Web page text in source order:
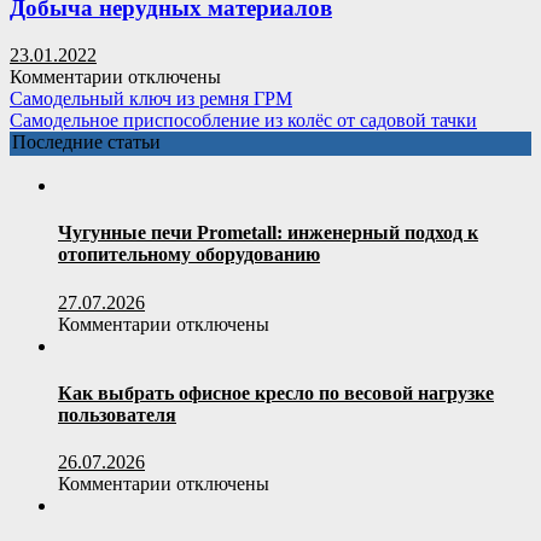
Добыча нерудных материалов
23.01.2022
Комментарии к
записи
Добыча
нерудных
материалов
отключены
Самодельный ключ из ремня ГРМ
Самодельное приспособление из колёс от садовой тачки
Последние статьи
Чугунные печи Prometall: инженерный подход к
отопительному оборудованию
27.07.2026
Комментарии к
печи
Prometall:
отопительному
отключены
Как выбрать офисное кресло по весовой нагрузке
пользователя
26.07.2026
Комментарии котключены